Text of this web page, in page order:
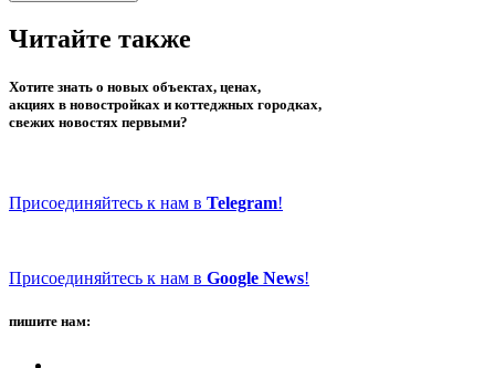
Читайте также
Хотите знать о новых объектах, ценах,
акциях в новостройках и коттеджных городках,
свежих новостях первыми?
Присоединяйтесь к нам в Telegram!
Присоединяйтесь к нам в Google News!
пишите нам: